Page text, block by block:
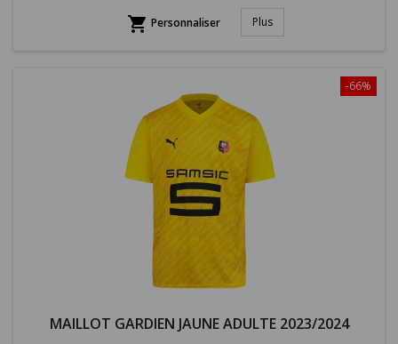
habituel
 Personnaliser Plus
-66%
MAILLOT GARDIEN JAUNE ADULTE 2023/2024